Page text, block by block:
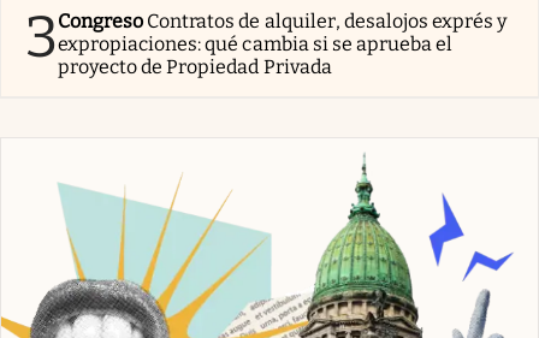
3Congreso Contratos de alquiler, desalojos exprés y
expropiaciones: qué cambia si se aprueba el
proyecto de Propiedad Privada